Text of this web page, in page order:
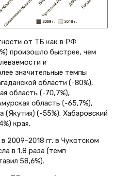
от ТБ как в РФ
произошло быстрее, чем
и
значительные темпы
области (-80%),
область (-70,7%),
область (-65,7%),
(Якутия) (-55%), Хабаровский
края.
2009–2018 гг. в Чукотском
в 1,8 раза (темп
58,6%).